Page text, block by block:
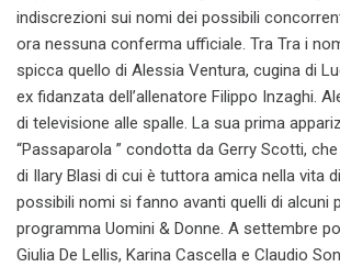
indiscrezioni sui nomi dei possibili
ora nessuna conferma ufficiale. Tra Tra i
spicca quello di Alessia Ventura, cugina di
ex fidanzata dell’allenatore Filippo Inzaghi.
di televisione alle spalle. La sua prima
“Passaparola ” condotta da Gerry Scotti,
di Ilary Blasi di cui è tuttora amica nella vita
possibili nomi si fanno avanti quelli di alcuni
programma Uomini & Donne. A settembre
Giulia De Lellis, Karina Cascella e Claudio